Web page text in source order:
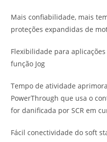
Mais confiabilidade, mais
proteções expandidas de
Flexibilidade para
função Jog
Tempo de atividade
PowerThrough que usa o
for danificada por SCR em
Fácil conectividade do soft